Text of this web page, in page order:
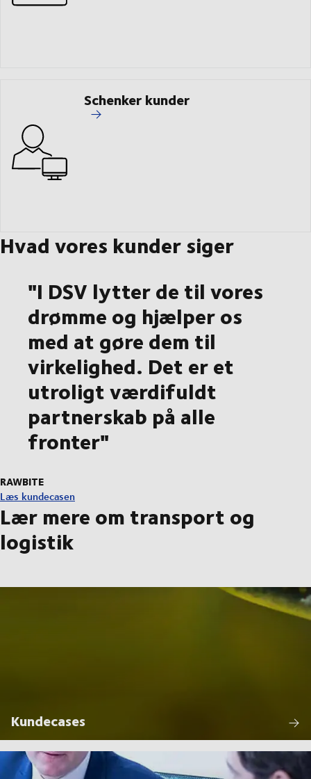
Schenker kunder
Hvad vores kunder siger
"I DSV lytter de til vores
drømme og hjælper os
med at gøre dem til
virkelighed. Det er et
utroligt værdifuldt
partnerskab på alle
fronter"
RAWBITE
Læs kundecasen
Lær mere om transport og
logistik
Kundecases